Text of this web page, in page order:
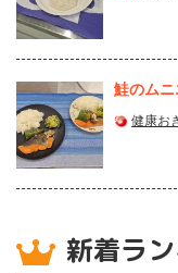
鮭のム
健康お
新着ラ